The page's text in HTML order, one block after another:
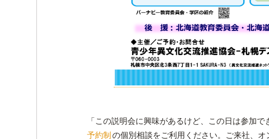
「この説明会に興味があるけど、この日は参加
予約制の個別相談をご利用ください。ご来社、オ